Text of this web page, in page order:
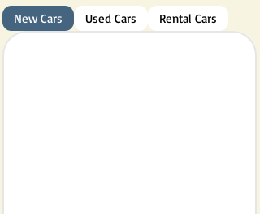
New Cars Used Cars Rental Cars